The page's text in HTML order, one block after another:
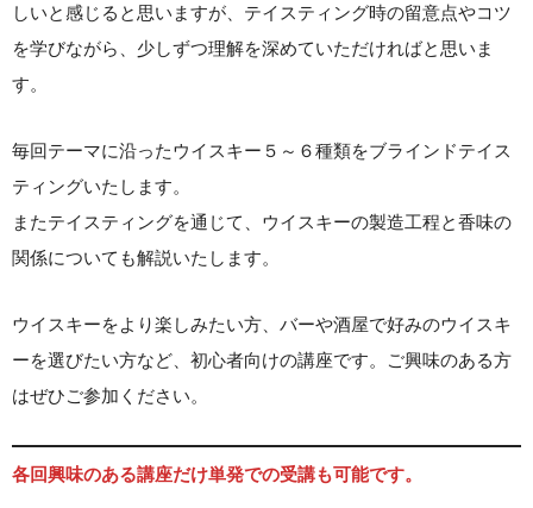
しいと感じると思いますが、テイスティング時の留意点やコツ
を学びながら、少しずつ理解を深めていただければと思いま
す。
毎回テーマに沿ったウイスキー５～６種類をブラインドテイス
ティングいたします。
またテイスティングを通じて、ウイスキーの製造工程と香味の
関係についても解説いたします。
ウイスキーをより楽しみたい方、バーや酒屋で好みのウイスキ
ーを選びたい方など、初心者向けの講座です。ご興味のある方
はぜひご参加ください。
各回興味のある講座だけ単発での受講も可能です。